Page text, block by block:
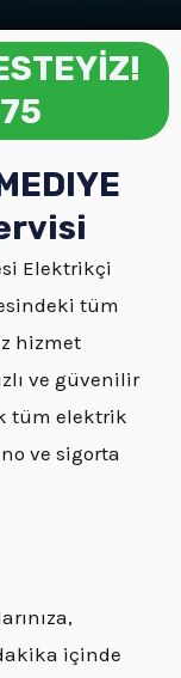
Elektrikçi
tüm
hizmet
ve güvenilir
tüm elektrik
ve sigorta
içinde